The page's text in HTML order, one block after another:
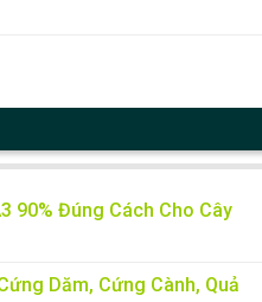
90% Đúng Cách Cho Cây
Dăm, Cứng Cành, Quả